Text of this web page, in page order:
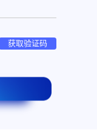
获取验证码